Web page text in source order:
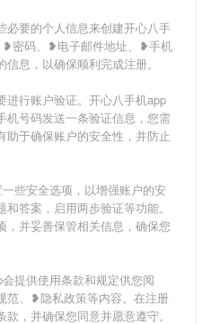
必要的个人信息来创建开心八手
❥密码、❥电子邮件地址、❥手机
息，以确保顺利完成注册。
进行账户验证。开心八手机app
机号码发送一条验证信息，您需
于确保账户的安全性，并防止
些安全选项，以增强账户的安
答案，启用两步验证等功能。
，并妥善保管相关信息，确保您
提供使用条款和规定供您阅
范、❥隐私政策等内容。在注册
，并确保您同意并愿意遵守。